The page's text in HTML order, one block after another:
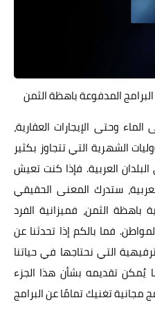
وحتى الإيجارات العقارية،
الشهرية التي تتجاوز بكثير
العربية. فإذا كنت تعيش
ستدرك المعنى الحقيقي
باهظة الثمن، فميزانية الفرد
فما بالكم إذا تحدثنا عن
التي نحتاجها في حياتنا
يُمكن تقديمه بشأن هذا الجزء
فدعونا نستعرض لكم 5 برامج مجانية تغنيك تمامًا عن البرامج